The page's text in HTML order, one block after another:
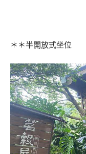
＊＊半開放式坐位